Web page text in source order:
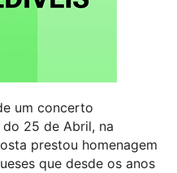
um concerto
25 de Abril, na
prestou homenagem
que desde os anos